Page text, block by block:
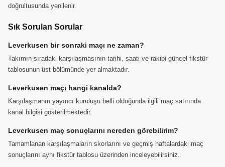
doğrultusunda yenilenir.
Sık Sorulan Sorular
Leverkusen bir sonraki maçı ne zaman?
Takımın sıradaki karşılaşmasının tarihi, saati ve rakibi güncel fikstür
tablosunun üst bölümünde yer almaktadır.
Leverkusen maçı hangi kanalda?
Karşılaşmanın yayıncı kuruluşu belli olduğunda ilgili maç satırında
kanal bilgisi gösterilmektedir.
Leverkusen maç sonuçlarını nereden görebilirim?
Tamamlanan karşılaşmaların skorlarını ve geçmiş haftalardaki maç
sonuçlarını aynı fikstür tablosu üzerinden inceleyebilirsiniz.